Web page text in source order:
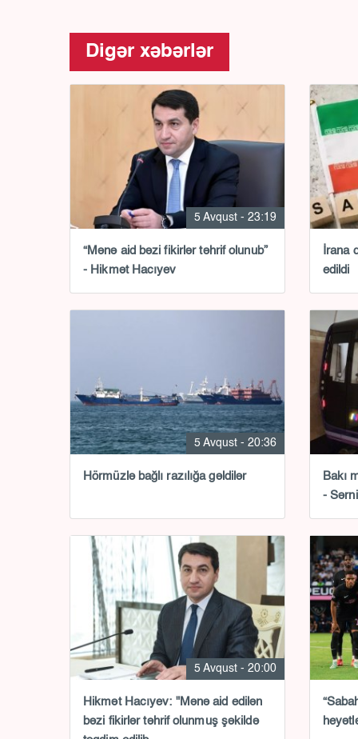
Digər xəbərlər
5 Avqust - 23:19
“Mənə aid bəzi fikirlər təhrif olunub”
- Hikmət Hacıyev
İrana
edildi
5 Avqust - 20:36
Hörmüzlə bağlı razılığa gəldilər
Bakı
-
5 Avqust - 20:00
Hikmət Hacıyev: "Mənə aid edilən
bəzi fikirlər təhrif olunmuş şəkildə